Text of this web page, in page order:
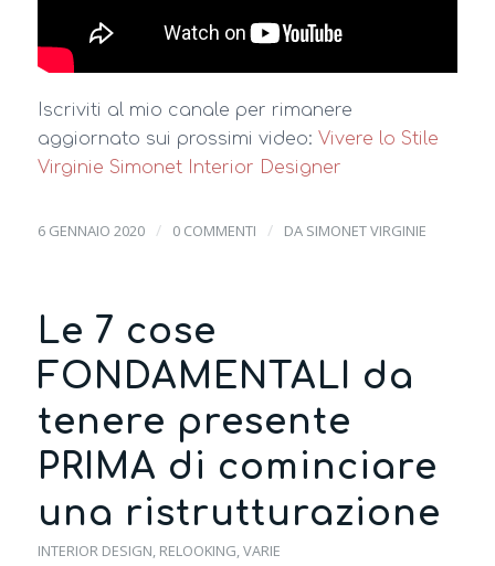
Iscriviti al mio canale per rimanere
aggiornato sui prossimi video: Vivere lo Stile
Virginie Simonet Interior Designer
6 GENNAIO 2020 / 0 COMMENTI / DA SIMONET VIRGINIE
Le 7 cose
FONDAMENTALI da
tenere presente
PRIMA di cominciare
una ristrutturazione
INTERIOR DESIGN, RELOOKING,VARIE